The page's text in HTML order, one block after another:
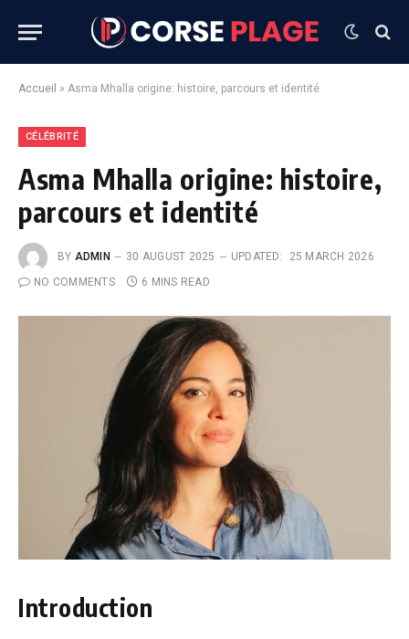
Accueil » Asma Mhalla origine: histoire, parcours et identité
CÉLÉBRITÉ
Asma Mhalla origine: histoire,
parcours et identité
BY ADMIN 30 AUGUST 2025 UPDATED:
25 MARCH 2026
NO COMMENTS
6 MINS READ
Introduction